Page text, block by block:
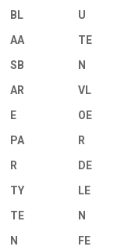
BL
AA
SB
AR
E
PA
R
TY
TE
N
U
TE
N
VL
OE
R
DE
LE
N
FE